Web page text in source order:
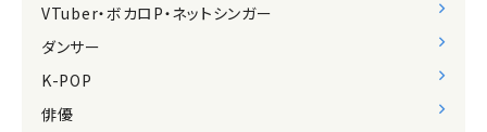
VTuber・ボカロP・ネットシンガー
ダンサー
K-POP
俳優